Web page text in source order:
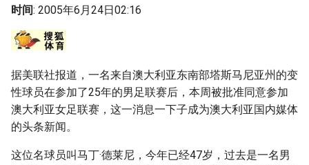
z
g
s
e
a
时间: 2005年6月24日02:16
据美联社报道，一名来自澳大利亚东南部塔斯马尼亚州的变
性球员在参加了25年的男足联赛后，本周被批准同意参加
澳大利亚女足联赛，这一消息一下子成为澳大利亚国内媒体
的头条新闻。
这位名球员叫马丁·德莱尼，今年已经47岁，过去是一名男